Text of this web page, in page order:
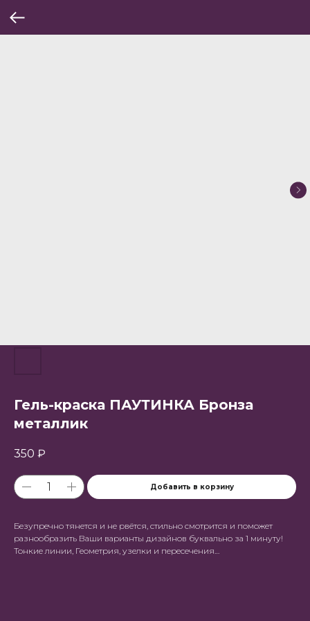
Гель-краска ПАУТИНКА Бронза
металлик
350 ₽
Добавить в корзину
Безупречно тянется и не рвётся, стильно смотрится и поможет
разнообразить Ваши варианты дизайнов буквально за 1 минуту!
Тонкие линии, Геометрия, узелки и пересечения…